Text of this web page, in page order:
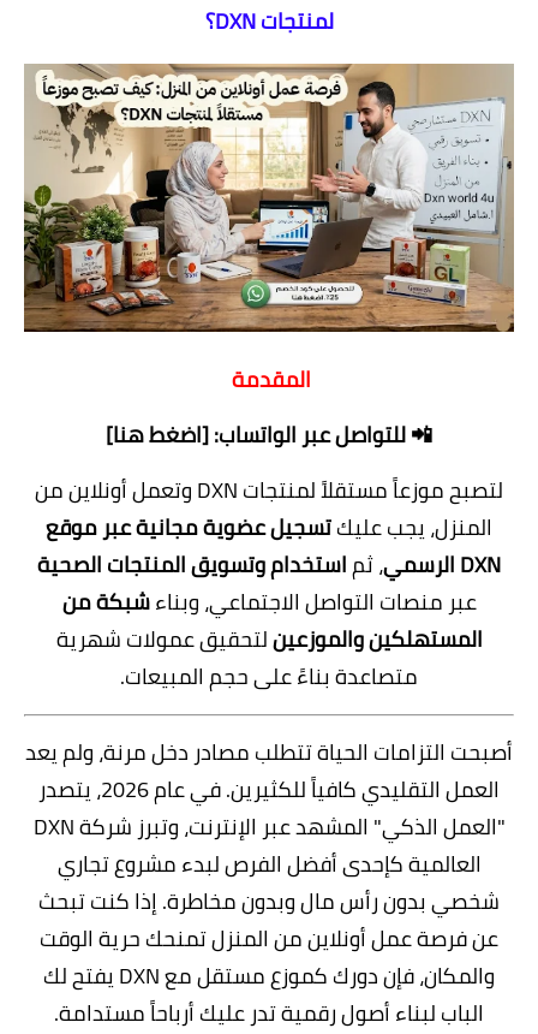
لمنتجات DXN؟
المقدمة
📲للتواصل عبر الواتساب: [اضغط هنا]
لتصبح موزعاً مستقلاً لمنتجات DXN وتعمل أونلاين من
المنزل، يجب عليكتسجيل عضوية مجانية عبر موقع
DXN الرسمي
، ثماستخدام وتسويق المنتجات الصحية
عبر منصات التواصل الاجتماعي، وبناءشبكة من
المستهلكين والموزعينلتحقيق عمولات شهرية
متصاعدة بناءً على حجم المبيعات.
أصبحت التزامات الحياة تتطلب مصادر دخل مرنة، ولم يعد
العمل التقليدي كافياً للكثيرين. في عام 2026، يتصدر
"العمل الذكي" المشهد عبر الإنترنت، وتبرز شركة DXN
العالمية كإحدى أفضل الفرص لبدء مشروع تجاري
شخصي بدون رأس مال وبدون مخاطرة. إذا كنت تبحث
عن فرصة عمل أونلاين من المنزل تمنحك حرية الوقت
والمكان، فإن دورك كموزع مستقل مع DXN يفتح لك
الباب لبناء أصول رقمية تدر عليك أرباحاً مستدامة.